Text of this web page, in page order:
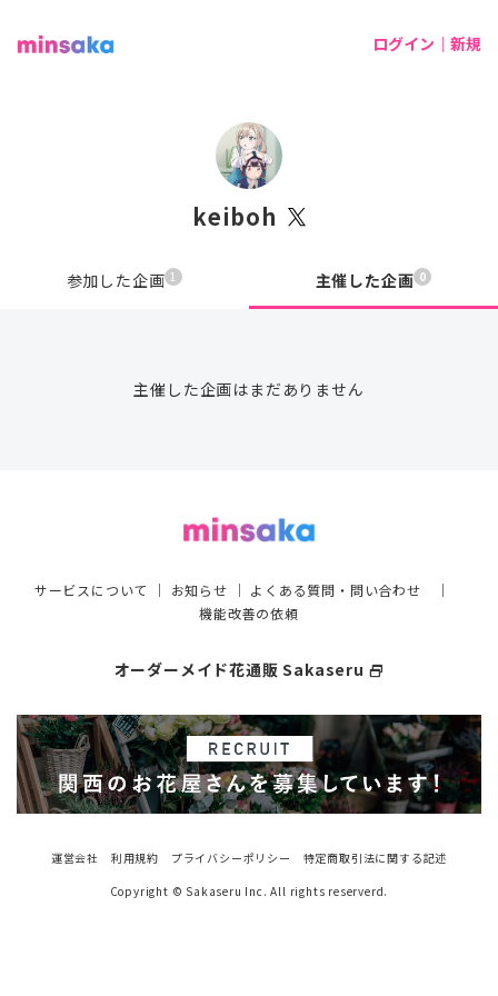
ログイン｜新規
keiboh
参加した企画 1 主催した企画 0
主催した企画はまだありません
サービスについて ｜ お知らせ ｜ よくある質問・問い合わせ ｜
機能改善の依頼
オーダーメイド花通販 Sakaseru select_window
運営会社 利用規約 プライバシーポリシー
特定商取引法に関する記述
Copyright © Sakaseru Inc. All rights reserverd.